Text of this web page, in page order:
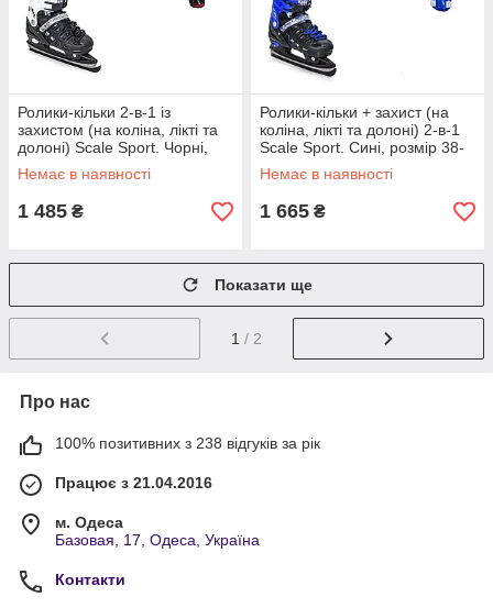
Ролики-кільки 2-в-1 із
захистом (на коліна, лікті та
долоні) Scale Sport. Чорні,
розмір 29-33
Немає в наявності
1 485 ₴
Ролики-кільки + захист (на
коліна, лікті та долоні) 2-в-1
Scale Sport. Сині, розмір 38-
41
Немає в наявності
1 665 ₴
Показати ще
1 / 2
Про нас
100% позитивних з 238 відгуків за рік
Працює з 21.04.2016
м. Одеса
Базовая, 17, Одеса, Україна
Контакти